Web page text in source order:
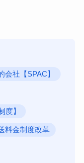
会社【SPAC】
度】
料金制度改革